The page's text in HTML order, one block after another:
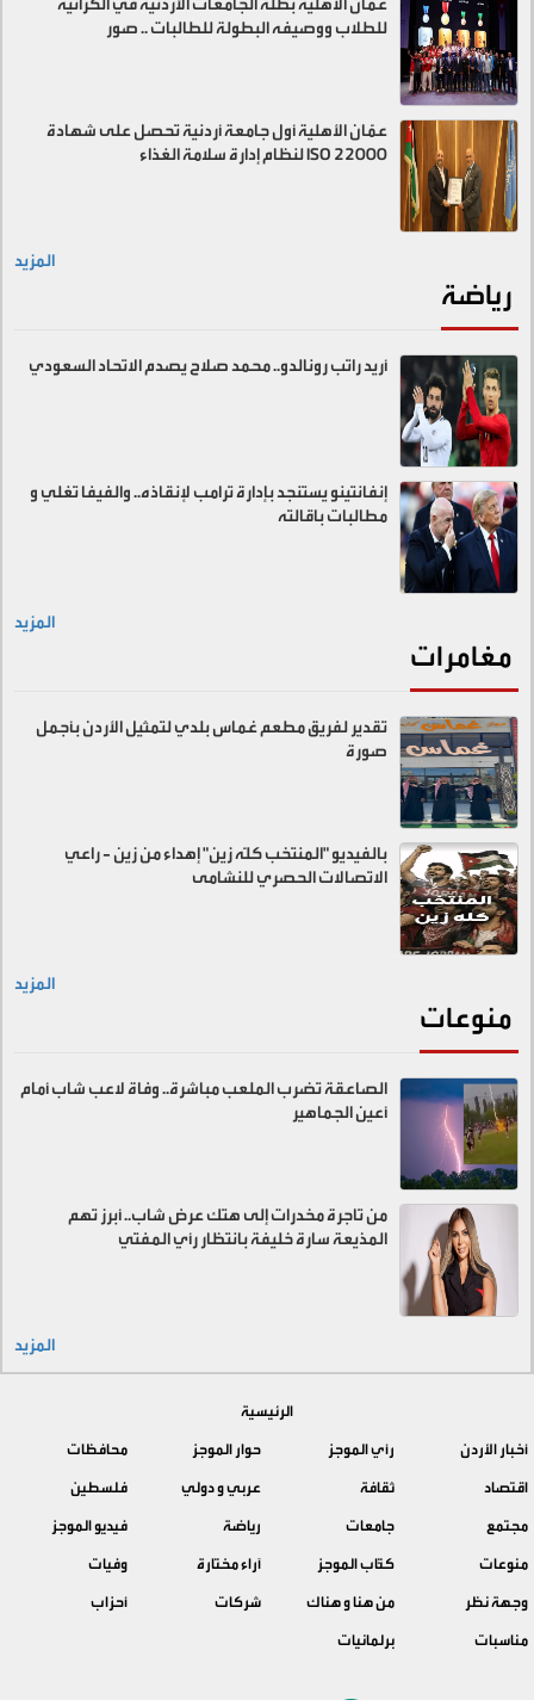
للطلاب ووصيفه البطولة للطالبات .. صور
عمّان الأهلية أول جامعة أردنية تحصل على شهادة
ISO 22000 لنظام إدارة سلامة الغذاء
المزيد
رياضة
أريد راتب رونالدو.. محمد صلاح يصدم الاتحاد السعودي
إنفانتينو يستنجد بإدارة ترامب لإنقاذه.. والفيفا تغلي و
مطالبات باقالته
المزيد
مغامرات
تقدير لفريق مطعم غماس بلدي لتمثيل الأردن بأجمل
صورة
بالفيديو "المنتخب كلّه زين" إهداء من زين - راعي
الاتصالات الحصري للنشامى
المزيد
منوعات
الصاعقة تضرب الملعب مباشرة.. وفاة لاعب شاب أمام
أعين الجماهير
من تاجرة مخدرات إلى هتك عرض شاب.. أبرز تهم
المذيعة سارة خليفة بانتظار رأي المفتي
المزيد
الرئيسية
أخبار الأردن
رأي الموجز حوار الموجز
محافظات
اقتصاد
ثقافة عربي و دولي
فلسطين
مجتمع
جامعات رياضة
فيديو الموجز
منوعات
كتّاب الموجز آراء مختارة
وفيات
وجهة نظر
من هنا و هناك شركات
أحزاب
مناسبات
برلمانيات